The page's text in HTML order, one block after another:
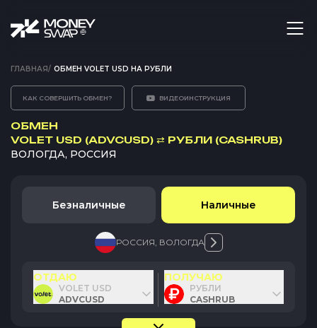
ГЛАВНАЯ/ ОБМЕН VOLET USD НА РУБЛИ
КАК СОВЕРШИТЬ ОБМЕН? ВИДЕОИНСТРУКЦИЯ
ОБМЕН
VOLET USD (ADVCUSD) ⇄ РУБЛИ (CASHRUB)
ВОЛОГДА, РОССИЯ
Безналичные Наличные
РОССИЯ, ВОЛОГДА
ОТДАЮ
VOLET USD
ADVCUSD
ПОЛУЧАЮ
РУБЛИ
CASHRUB